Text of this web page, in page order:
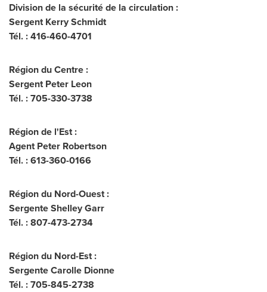
Division de la sécurité de la circulation :
Sergent Kerry Schmidt
Tél. : 416-460-4701
Région du Centre :
Sergent Peter Leon
Tél. : 705-330-3738
Région de l'Est :
Agent Peter Robertson
Tél. : 613-360-0166
Région du Nord-Ouest :
Sergente Shelley Garr
Tél. : 807-473-2734
Région du Nord-Est :
Sergente Carolle Dionne
Tél. : 705-845-2738